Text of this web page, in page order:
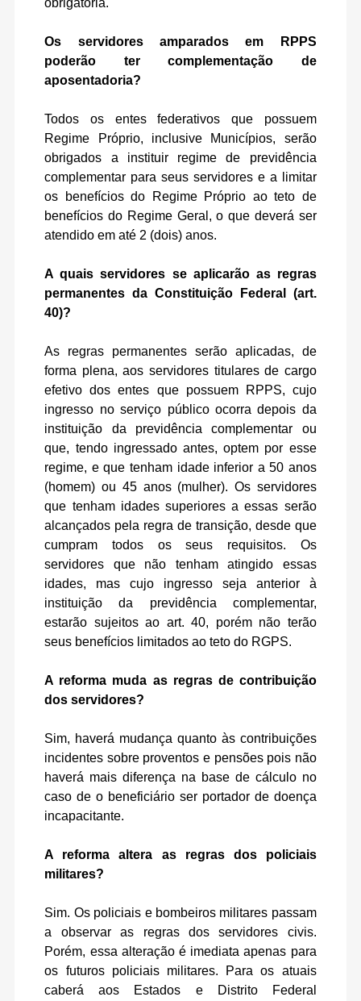
Os servidores amparados em RPPS
poderão ter complementação de
aposentadoria?
Todos os entes federativos que possuem
Regime Próprio, inclusive Municípios, serão
obrigados a instituir regime de previdência
complementar para seus servidores e a limitar
os benefícios do Regime Próprio ao teto de
benefícios do Regime Geral, o que deverá ser
atendido em até 2 (dois) anos.
A quais servidores se aplicarão as regras
permanentes da Constituição Federal (art.
40)?
As regras permanentes serão aplicadas, de
forma plena, aos servidores titulares de cargo
efetivo dos entes que possuem RPPS, cujo
ingresso no serviço público ocorra depois da
instituição da previdência complementar ou
que, tendo ingressado antes, optem por esse
regime, e que tenham idade inferior a 50 anos
(homem) ou 45 anos (mulher). Os servidores
que tenham idades superiores a essas serão
alcançados pela regra de transição, desde que
cumpram todos os seus requisitos. Os
servidores que não tenham atingido essas
idades, mas cujo ingresso seja anterior à
instituição da previdência complementar,
estarão sujeitos ao art. 40, porém não terão
seus benefícios limitados ao teto do RGPS.
A reforma muda as regras de contribuição
dos servidores?
Sim, haverá mudança quanto às contribuições
incidentes sobre proventos e pensões pois não
haverá mais diferença na base de cálculo no
caso de o beneficiário ser portador de doença
incapacitante.
A reforma altera as regras dos policiais
militares?
Sim. Os policiais e bombeiros militares passam
a observar as regras dos servidores civis.
Porém, essa alteração é imediata apenas para
os futuros policiais militares. Para os atuais
caberá aos Estados e Distrito Federal